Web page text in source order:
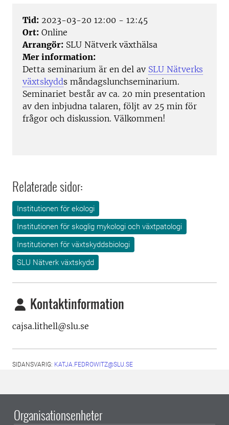
Tid: 2023-03-20 12:00 - 12:45
Ort: Online
Arrangör: SLU Nätverk växthälsa
Mer information:
Detta seminarium är en del av SLU Nätverks
växtskydds måndagslunchseminarium.
Seminariet består av ca. 20 min presentation
av den inbjudna talaren, följt av 25 min för
frågor och diskussion. Välkommen!
Relaterade sidor:
Institutionen för ekologi
Institutionen för skoglig mykologi och växtpatologi
Institutionen för växtskyddsbiologi
SLU Nätverk växtskydd
Kontaktinformation
cajsa.lithell@slu.se
SIDANSVARIG: KATJA.FEDROWITZ@SLU.SE
Organisationsenheter